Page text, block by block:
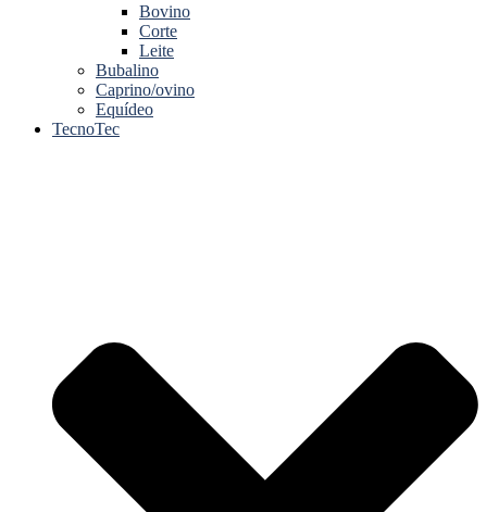
Bovino
Corte
Leite
Bubalino
Caprino/ovino
Equídeo
TecnoTec